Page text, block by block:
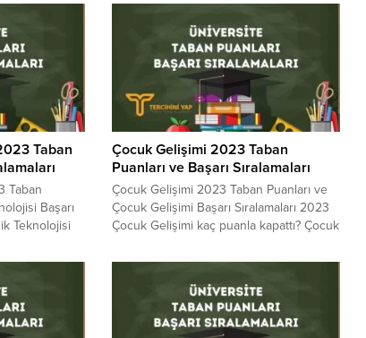
Taban
Taban
Başarı
Teknolojisi
girecek
2023
Çocuk Gelişimi 2023 Taban
Puanları ve Başarı Sıralamaları
Çocuk Gelişimi 2023 Taban Puanları ve
Çocuk Gelişimi Başarı Sıralamaları 2023
Çocuk Gelişimi kaç puanla kapattı? Çocuk
girecek adayların en çok merak ettiği
Taban Puanları 2023 ve Çocuk Gelişimi
Başarı Sıralamaları 2023 sorularının
cevabı aşağıdaki tablomuzda yer